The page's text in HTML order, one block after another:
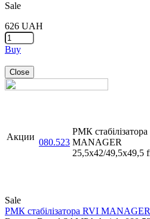
Sale
626 UAH
Buy
Close
Акции
080.523
РМК
MANAGER
25,5x42/49,5x49,5
Sale
РМК стабілізатора RVI